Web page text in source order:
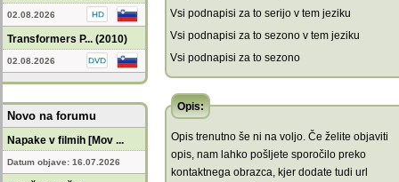
02.08.2026
Transformers P... (2010)
02.08.2026
Novo na forumu
Napake v filmih [Mov ...
Datum objave: 16.07.2026
Vsi podnapisi za to serijo v tem jeziku
Vsi podnapisi za to sezono v tem jeziku
Vsi podnapisi za to sezono
Opis:
Opis trenutno še ni na voljo. Če želite objaviti
opis, nam lahko pošljete sporočilo preko
kontaktnega obrazca, kjer dodate tudi url